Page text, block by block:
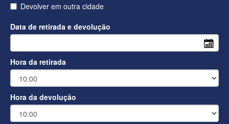
Devolver em outra cidade
Data de retirada e devolução
Hora da retirada
Hora da devolução